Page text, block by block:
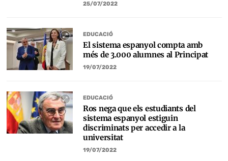
25/07/2022
EDUCACIÓ
El sistema espanyol compta amb
més de 3.000 alumnes al Principat
19/07/2022
EDUCACIÓ
Ros nega que els estudiants del
sistema espanyol estiguin
discriminats per accedir a la
universitat
19/07/2022